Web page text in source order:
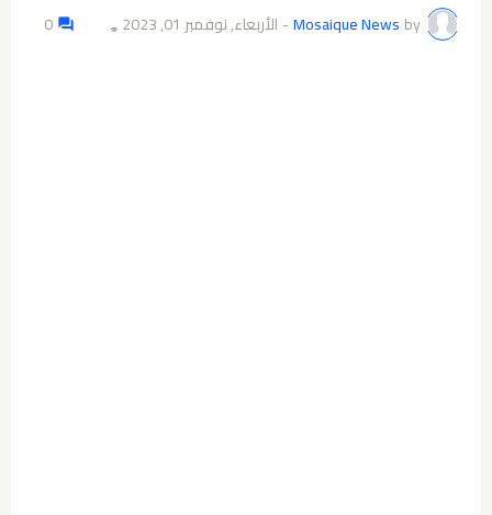
by
Mosaique News
- الأربعاء, نوفمبر 01, 2023 👁️
0